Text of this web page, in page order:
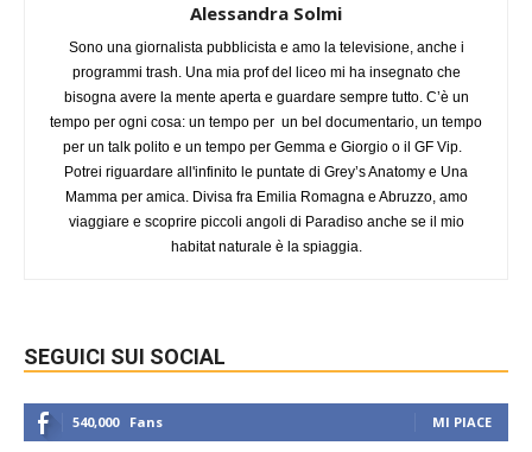
Alessandra Solmi
Sono una giornalista pubblicista e amo la televisione, anche i
programmi trash. Una mia prof del liceo mi ha insegnato che
bisogna avere la mente aperta e guardare sempre tutto. C’è un
tempo per ogni cosa: un tempo per un bel documentario, un tempo
per un talk polito e un tempo per Gemma e Giorgio o il GF Vip.
Potrei riguardare all'infinito le puntate di Grey’s Anatomy e Una
Mamma per amica. Divisa fra Emilia Romagna e Abruzzo, amo
viaggiare e scoprire piccoli angoli di Paradiso anche se il mio
habitat naturale è la spiaggia.
SEGUICI SUI SOCIAL
540,000 Fans MI PIACE